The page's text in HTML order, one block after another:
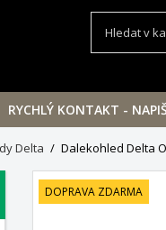
RYCHLÝ KONTAKT -
Delta Dalekohled Delta
DOPRAVA ZDARMA